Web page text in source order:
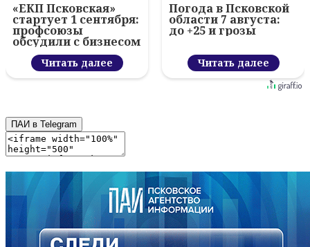
«ЕКП Псковская»
стартует 1 сентября:
профсоюзы
обсудили с бизнесом
новый цифровой
проектЧитать далее
Погода в Псковской
области 7 августа:
до +25 и грозы
Читать далее
ПАИ в Telegram